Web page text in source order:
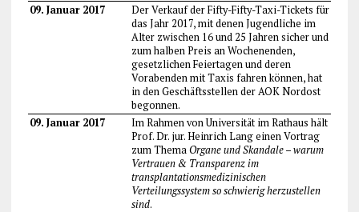
09. Januar 2017
Der Verkauf der Fifty-Fifty-Taxi-Tickets für
das Jahr 2017, mit denen Jugendliche im
Alter zwischen 16 und 25 Jahren sicher und
zum halben Preis an Wochenenden,
gesetzlichen Feiertagen und deren
Vorabenden mit Taxis fahren können, hat
in den Geschäftsstellen der AOK Nordost
begonnen.
09. Januar 2017
Im Rahmen von Universität im Rathaus hält
Prof. Dr. jur. Heinrich Lang einen Vortrag
zum ThemaOrgane und Skandale – warum
Vertrauen & Transparenz im
transplantationsmedizinischen
Verteilungssystem so schwierig herzustellen
sind.